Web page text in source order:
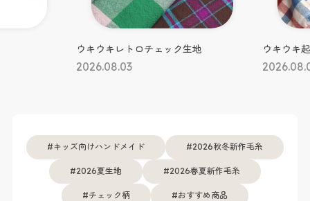
ウキウキレトロチェック生地
2026.08.03
ウキウキ
キッズ向けハンドメイド 2026秋冬新作毛糸
2026夏生地 2026春夏新作毛糸
チェック柄 おすすめ商品